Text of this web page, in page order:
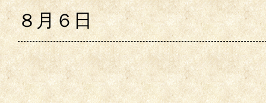
８月６日